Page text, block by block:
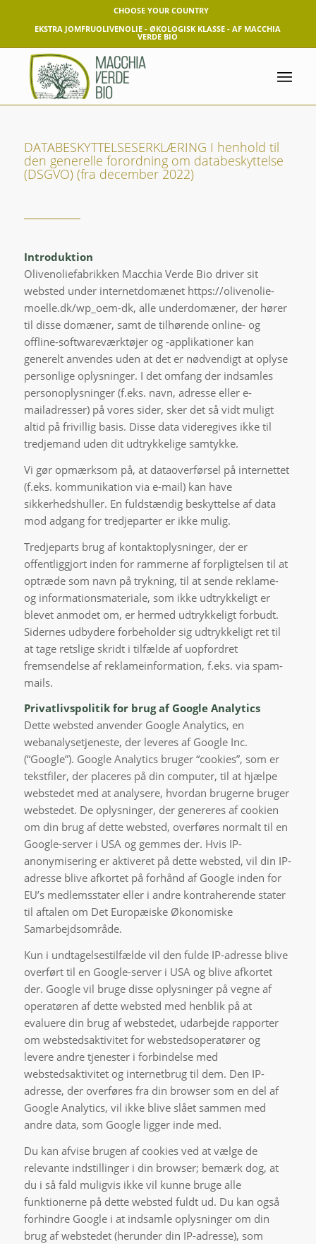
CHOOSE YOUR COUNTRY
EKSTRA JOMFRUOLIVENOLIE - ØKOLOGISK KLASSE - AF MACCHIA
VERDE BIO
DATABESKYTTELSESERKLÆRING I henhold til
den generelle forordning om databeskyttelse
(DSGVO) (fra december 2022)
Introduktion
Olivenoliefabrikken Macchia Verde Bio driver sit
websted under internetdomænet https://olivenolie-
moelle.dk/wp_oem-dk, alle underdomæner, der hører
til disse domæner, samt de tilhørende online- og
offline-softwareværktøjer og -applikationer kan
generelt anvendes uden at det er nødvendigt at oplyse
personlige oplysninger. I det omfang der indsamles
personoplysninger (f.eks. navn, adresse eller e-
mailadresser) på vores sider, sker det så vidt muligt
altid på frivillig basis. Disse data videregives ikke til
tredjemand uden dit udtrykkelige samtykke.
Vi gør opmærksom på, at dataoverførsel på internettet
(f.eks. kommunikation via e-mail) kan have
sikkerhedshuller. En fuldstændig beskyttelse af data
mod adgang for tredjeparter er ikke mulig.
Tredjeparts brug af kontaktoplysninger, der er
offentliggjort inden for rammerne af forpligtelsen til at
optræde som navn på trykning, til at sende reklame-
og informationsmateriale, som ikke udtrykkeligt er
blevet anmodet om, er hermed udtrykkeligt forbudt.
Sidernes udbydere forbeholder sig udtrykkeligt ret til
at tage retslige skridt i tilfælde af uopfordret
fremsendelse af reklameinformation, f.eks. via spam-
mails.
Privatlivspolitik for brug af Google Analytics
Dette websted anvender Google Analytics, en
webanalysetjeneste, der leveres af Google Inc.
(“Google”). Google Analytics bruger “cookies”, som er
tekstfiler, der placeres på din computer, til at hjælpe
webstedet med at analysere, hvordan brugerne bruger
webstedet. De oplysninger, der genereres af cookien
om din brug af dette websted, overføres normalt til en
Google-server i USA og gemmes der. Hvis IP-
anonymisering er aktiveret på dette websted, vil din IP-
adresse blive afkortet på forhånd af Google inden for
EU’s medlemsstater eller i andre kontraherende stater
til aftalen om Det Europæiske Økonomiske
Samarbejdsområde.
Kun i undtagelsestilfælde vil den fulde IP-adresse blive
overført til en Google-server i USA og blive afkortet
der. Google vil bruge disse oplysninger på vegne af
operatøren af dette websted med henblik på at
evaluere din brug af webstedet, udarbejde rapporter
om webstedsaktivitet for webstedsoperatører og
levere andre tjenester i forbindelse med
webstedsaktivitet og internetbrug til dem. Den IP-
adresse, der overføres fra din browser som en del af
Google Analytics, vil ikke blive slået sammen med
andre data, som Google ligger inde med.
Du kan afvise brugen af cookies ved at vælge de
relevante indstillinger i din browser; bemærk dog, at
du i så fald muligvis ikke vil kunne bruge alle
funktionerne på dette websted fuldt ud. Du kan også
forhindre Google i at indsamle oplysninger om din
brug af webstedet (herunder din IP-adresse), som